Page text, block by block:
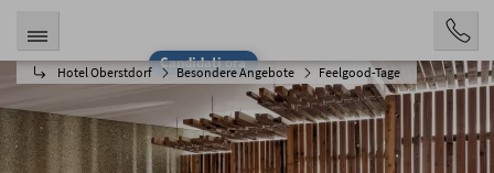
Candidati ora
Hotel Oberstdorf Besondere Angebote Feelgood-Tage